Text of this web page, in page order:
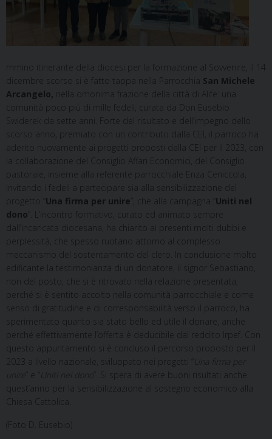
mmino itinerante della diocesi per la formazione al Sovvenire, il 14
dicembre scorso si è fatto tappa nella Parrocchia San Michele
Arcangelo, nella omonima frazione della città di Alife: una
comunità poco più di mille fedeli, curata da Don Eusebio
Swiderek da sette anni. Forte del risultato e dell’impegno dello
scorso anno, premiato con un contributo dalla CEI, il parroco ha
aderito nuovamente ai progetti proposti dalla CEI per il 2023, con
la collaborazione del Consiglio Affari Economici, del Consiglio
pastorale, insieme alla referente parrocchiale Enza Ceniccola,
invitando i fedeli a partecipare sia alla sensibilizzazione del
progetto “ Una firma per unire ”, che alla campagna “ Uniti nel
dono ”. L’incontro formativo, curato ed animato sempre
dall’incaricata diocesana, ha chiarito ai presenti molti dubbi e
perplessità, che spesso ruotano attorno al complesso
meccanismo del sostentamento del clero. In conclusione molto
edificante la testimonianza di un donatore, il signor Sebastiano,
non del posto, che si è ritrovato nella relazione presentata,
perché si è sentito accolto nella comunità parrocchiale e come
senso di gratitudine e di corresponsabilità verso il parroco, ha
sperimentato quanto sia stato bello ed utile il donare, anche
perché effettivamente l’offerta è deducibile dal reddito Irpef. Con
questo appuntamento si è concluso il percorso proposto per il
2023 a livello nazionale, sviluppato nei progetti “
”. Si spera di avere buoni risultati anche
quest’anno per la sensibilizzazione al sostegno economico alla
Chiesa Cattolica.
(Foto D. Eusebio)